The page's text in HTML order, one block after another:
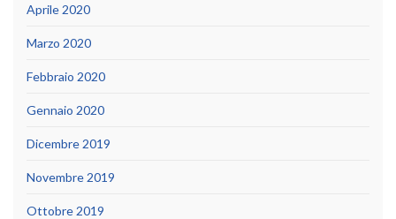
Aprile 2020
Marzo 2020
Febbraio 2020
Gennaio 2020
Dicembre 2019
Novembre 2019
Ottobre 2019